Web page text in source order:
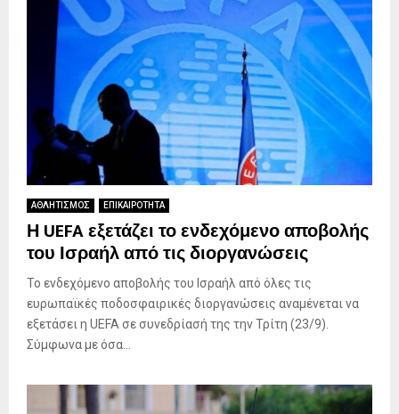
ΑΘΛΗΤΙΣΜΟΣ ΕΠΙΚΑΙΡΟΤΗΤΑ
Η UEFA εξετάζει το ενδεχόμενο αποβολής
του Ισραήλ από τις διοργανώσεις
Το ενδεχόμενο αποβολής του Ισραήλ από όλες τις
ευρωπαϊκές ποδοσφαιρικές διοργανώσεις αναμένεται να
εξετάσει η UEFA σε συνεδρίασή της την Τρίτη (23/9).
Σύμφωνα με όσα...